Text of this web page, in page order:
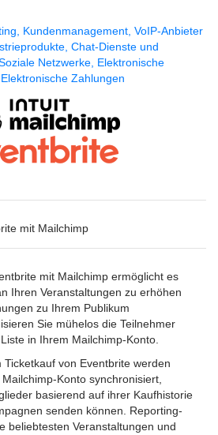
Kundenmanagement VoIP-Anbieter
Chat-Dienste und
Netzwerke Elektronische
Elektronische Zahlungen
mit Mailchimp
mit Mailchimp ermöglicht es
Ihren Veranstaltungen zu erhöhen
zu Ihrem Publikum
Sie mühelos die Teilnehmer
in Ihrem Mailchimp-Konto.
von Eventbrite werden
Konto synchronisiert,
basierend auf ihrer Kaufhistorie
senden können. Reporting-
beliebtesten Veranstaltungen und